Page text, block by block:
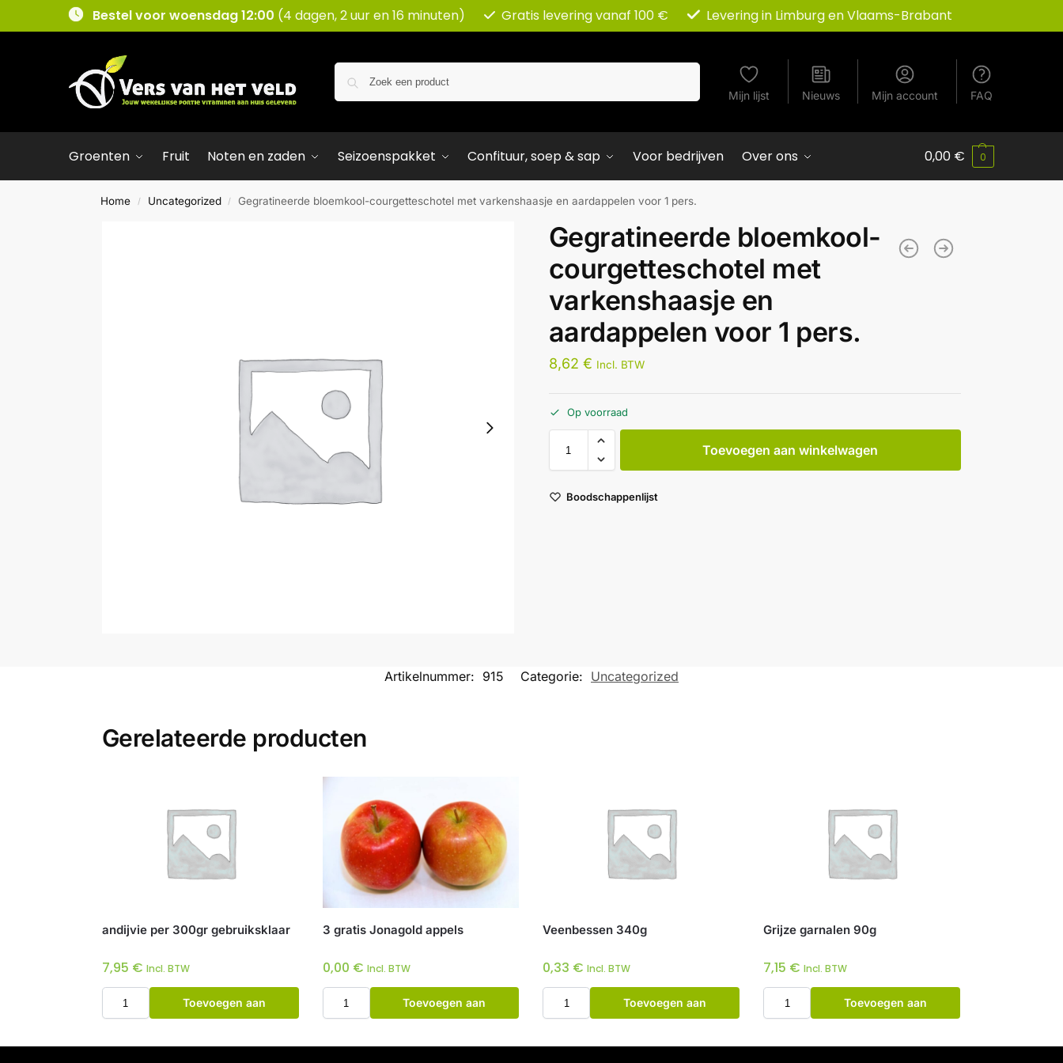
Bestel voor woensdag 12:00 (4 dagen, 2 uur en 16 minuten) Gratis levering vanaf 100 € Levering in Limburg en Vlaams-Brabant
Mijn lijst Nieuws Mijn account FAQ
Groenten Fruit Noten en zaden Seizoenspakket Confituur, soep & sap Voor bedrijven Over ons 0,00 € 0
Home / Uncategorized / Gegratineerde bloemkool-courgetteschotel met varkenshaasje en aardappelen voor 1 pers.
Gegratineerde bloemkool-
courgetteschotel met
varkenshaasje en
aardappelen voor 1 pers.
8,62 € Incl. BTW
Op voorraad
Toevoegen aan winkelwagen
Boodschappenlijst
Artikelnummer: 915 Categorie: Uncategorized
Gerelateerde producten
andijvie per 300gr gebruiksklaar
7,95 € Incl. BTW
Toevoegen aan
3 gratis Jonagold appels
0,00 € Incl. BTW
Toevoegen aan
Veenbessen 340g
0,33 € Incl. BTW
Toevoegen aan
Grijze garnalen 90g
7,15 € Incl. BTW
Toevoegen aan